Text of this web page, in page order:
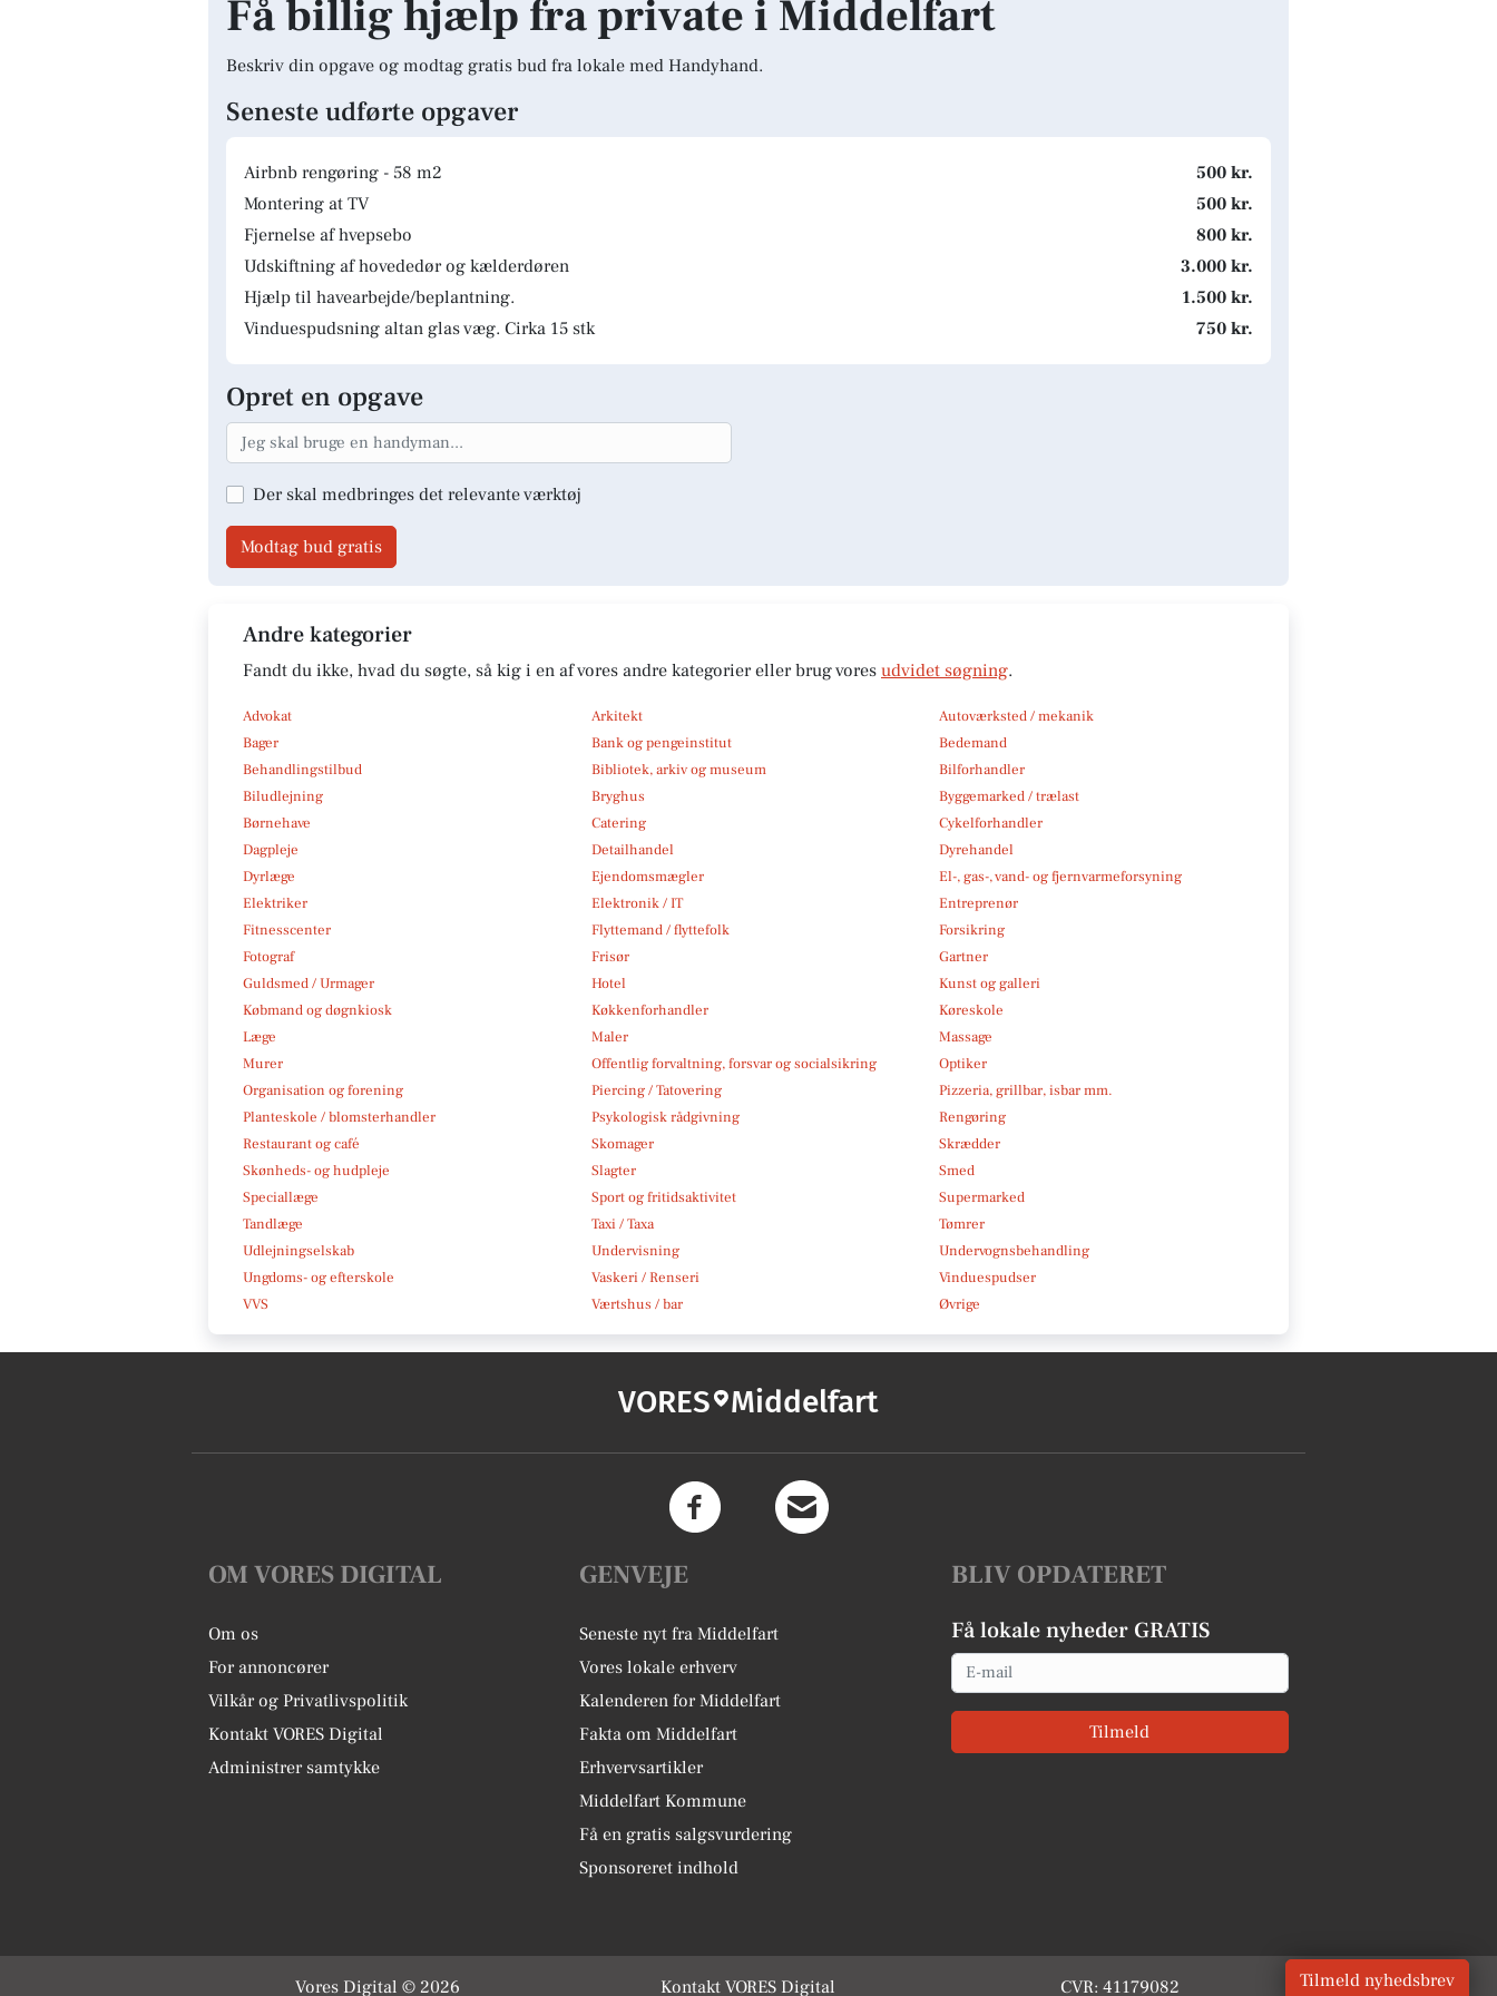
Få billig hjælp fra private i Middelfart
Beskriv din opgave og modtag gratis bud fra lokale med Handyhand.
Seneste udførte opgaver
Airbnb rengøring - 58 m2
500 kr.
Montering at TV
500 kr.
Fjernelse af hvepsebo
800 kr.
Udskiftning af hovededør og kælderdøren
3.000 kr.
Hjælp til havearbejde/beplantning.
1.500 kr.
Vinduespudsning altan glas væg. Cirka 15 stk
750 kr.
Opret en opgave
Der skal medbringes det relevante værktøj
Modtag bud gratis
Andre kategorier
Fandt du ikke, hvad du søgte, så kig i en af vores andre kategorier eller brug vores udvidet søgning.
Advokat Arkitekt
Autoværksted / mekanik
Bager
Bank og pengeinstitut
Bedemand
Behandlingstilbud
Bibliotek, arkiv og museum
Bilforhandler
Biludlejning
Bryghus
Byggemarked / trælast
Børnehave
Catering
Cykelforhandler
Dagpleje
Detailhandel
Dyrehandel
Dyrlæge
Ejendomsmægler
El-, gas-, vand- og fjernvarmeforsyning
Elektriker
Elektronik / IT
Entreprenør
Fitnesscenter
Flyttemand / flyttefolk
Forsikring
Fotograf
Frisør
Gartner
Guldsmed / Urmager
Hotel
Kunst og galleri
Købmand og døgnkiosk
Køkkenforhandler
Køreskole
Læge
Maler
Massage
Murer
Offentlig forvaltning, forsvar og socialsikring
Optiker
Organisation og forening
Piercing / Tatovering
Pizzeria, grillbar, isbar mm.
Planteskole / blomsterhandler
Psykologisk rådgivning
Rengøring
Restaurant og café
Skomager
Skrædder
Skønheds- og hudpleje
Slagter
Smed
Speciallæge
Sport og fritidsaktivitet
Supermarked
Tandlæge
Taxi / Taxa
Tømrer
Udlejningselskab
Undervisning
Undervognsbehandling
Ungdoms- og efterskole
Vaskeri / Renseri
Vinduespudser
VVS
Værtshus / bar Øvrige
VORES Middelfart
OM VORES DIGITAL
Om os
For annoncører
Vilkår og Privatlivspolitik
Kontakt VORES Digital
Administrer samtykke
GENVEJE
Seneste nyt fra Middelfart
Vores lokale erhverv
Kalenderen for Middelfart
Fakta om Middelfart
Erhvervsartikler
Middelfart Kommune
Få en gratis salgsvurdering
Sponsoreret indhold
BLIV OPDATERET
Få lokale nyheder GRATIS
Email
Tilmeld
Vores Digital © 2026 Kontakt VORES Digital CVR: 41179082 Tilmeld nyhedsbrev